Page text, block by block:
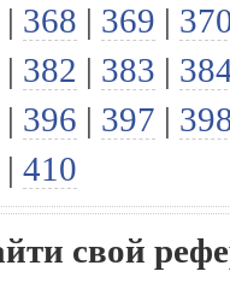
| 368 | 369 |
| 382 | 383 |
| 396 | 397 |
| 410
свой